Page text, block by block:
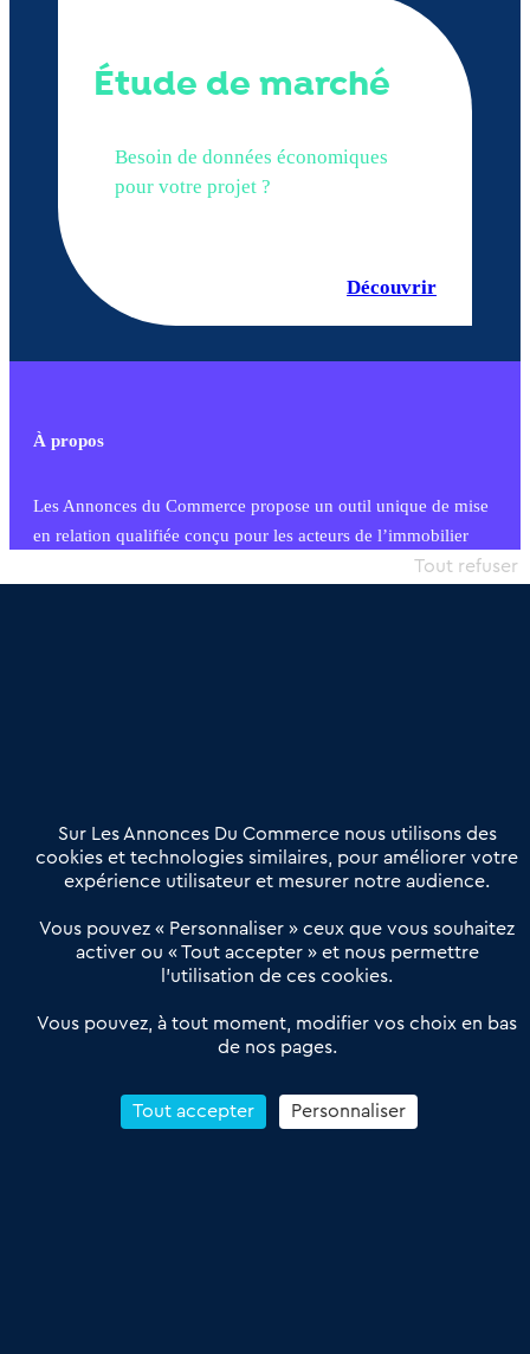
Étude de marché
Besoin de données économiques
pour votre projet ?
Découvrir
À propos
Les Annonces du Commerce propose un outil unique de mise
en relation qualifiée conçu pour les acteurs de l’immobilier
commercial et les collectivités territoriales, simple et intégrant
Offres Pro
Actualités
Qui sommes nous ?
Derniers articles
Réseau 3C : un partenaire national dédié aux transactions
Petitscommerces : Un partenariat au service du commerce de
proximité et des territoires
Reprendre un Restaurant Rapide
Sur Les Annonces Du Commerce nous utilisons des
cookies et technologies similaires, pour améliorer votre
expérience utilisateur et mesurer notre audience.
Vous pouvez « Personnaliser » ceux que vous souhaitez
activer ou « Tout accepter » et nous permettre
l’utilisation de ces cookies.
Vous pouvez, à tout moment, modifier vos choix en bas
de nos pages.
Tout accepter
Tout refuser
Personnaliser